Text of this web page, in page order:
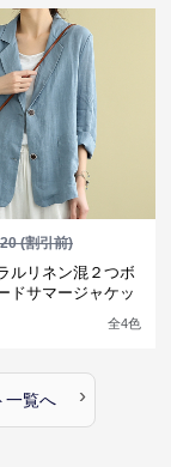
(割引前)
ルリネン混２つボ
ドサマージャケッ
全4色
一覧へ ›